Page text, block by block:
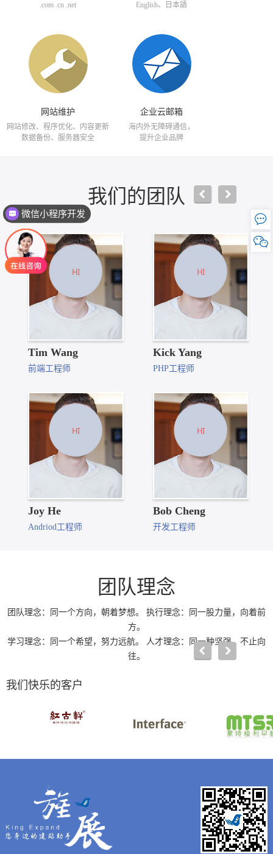
.com .cn .net English、日本語
网站维护
网站修改、程序优化、内容更新
数据备份、服务器安全
企业云邮箱
海内外无障碍通信，
提升企业品牌
我们的团队
Tim Wang
前端工程师
Joy He
Andriod工程师
Kick Yang
PHP工程师
Bob Cheng
开发工程师
团队理念
团队理念：同一个方向，朝着梦想。 执行理念：同一股力量，向着前
方。
学习理念：同一个希望，努力远航。 人才理念：同一种坚强，不止向
往。
我们快乐的客户


微信小程序开发